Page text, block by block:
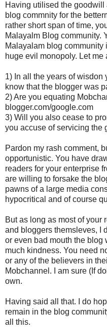
Having utilised the
blog commnity for the
rather short span of time,
Malayalm Blog community.
Malayalam blog community
huge evil monopoly. Let
1) In all the years of
know that the blogger was
2) Are you equating
blogger.com/google.com
3) Will you also cease to
you accuse of servicing the
Pardon my rash comment,
opportunistic. You have
readers for your enterprise
are willing to forsake the
pawns of a large media
hypocritical and of course
But as long as most of your
and bloggers themsleves, I
or even bad mouth the
much kindness. You need
or any of the believers in
Mobchannel. I am sure (If
own.
Having said all that. I do
remain in the blog
all this.